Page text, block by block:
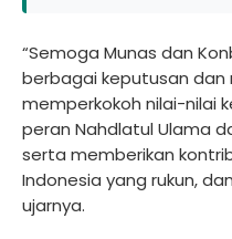
“Semoga Munas dan
berbagai keputusan
memperkokoh nilai-nilai
peran Nahdlatul Ulama
serta memberikan
Indonesia yang rukun,
ujarnya.